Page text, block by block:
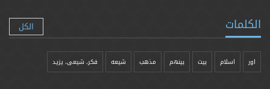
الكلمات الكل
اور اسلام بیت بينهم مذهب شيعه فکر، شیعی، یزيد